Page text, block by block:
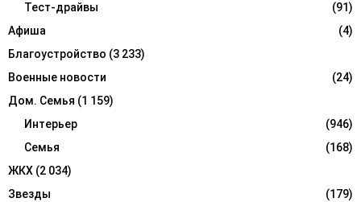
R
C
H
Тест-драйвы
(91)
Афиша
(4)
Благоустройство (3 233)
Военные новости
(24)
Дом. Семья (1 159)
Интерьер
(946)
Семья
(168)
ЖКХ (2 034)
Звезды
(179)